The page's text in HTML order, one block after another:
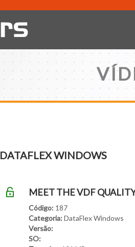
DATAFLEX WINDOWS
MEET THE VDF
Código: 187
Categoria: DataFlex Windows
Versão:
SO: